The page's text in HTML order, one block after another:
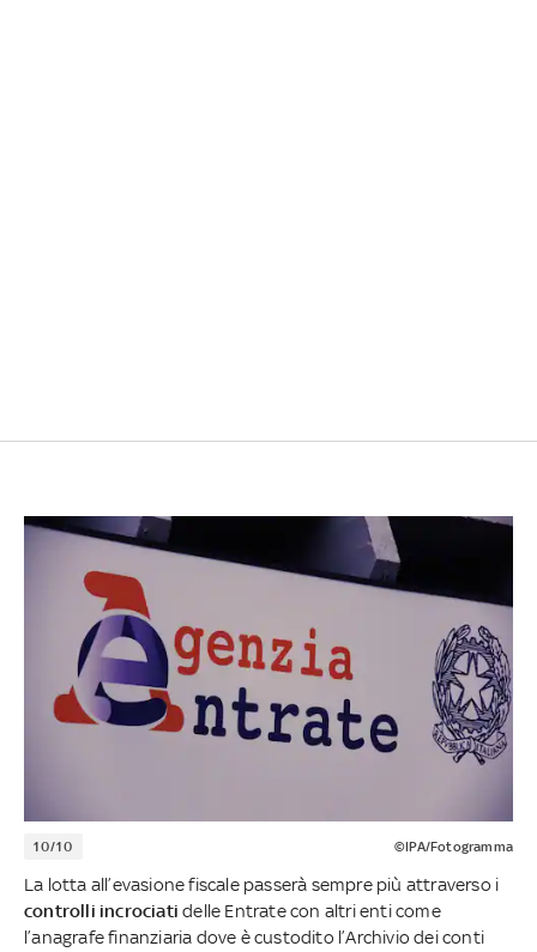
10/10 ©IPA/Fotogramma
La lotta all’evasione fiscale passerà sempre più attraverso i
controlli incrociatidelle Entrate con altri enti come
l’anagrafe finanziaria dove è custodito l’Archivio dei conti